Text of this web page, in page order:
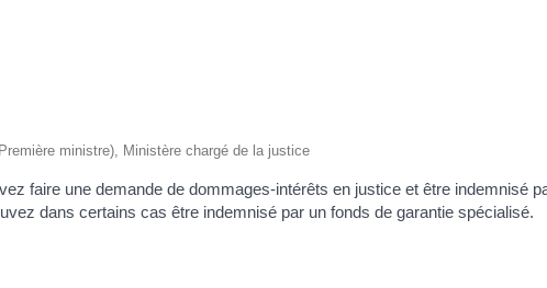
ministre), Ministère chargé de la justice
faire une demande de dommages-intérêts en justice et être indemnisé
dans certains cas être indemnisé par un fonds de garantie spécialisé.